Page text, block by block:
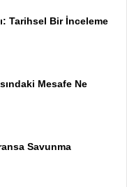
Tarihsel Bir İnceleme
Mesafe Ne
Savunma